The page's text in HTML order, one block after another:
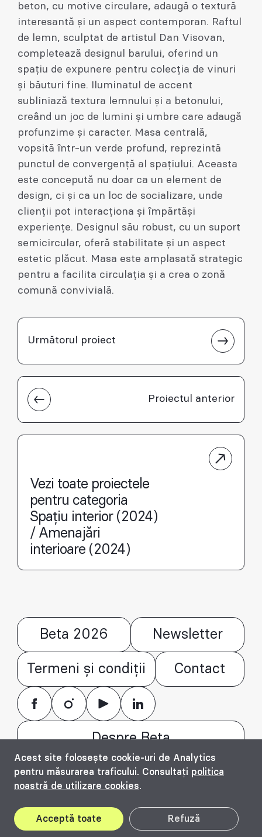
beton, cu motive circulare, adaugă o textură
interesantă și un aspect contemporan. Raftul
de lemn, sculptat de artistul Dan Visovan,
completează designul barului, oferind un
spațiu de expunere pentru colecția de vinuri
și băuturi fine. Iluminatul de accent
subliniază textura lemnului și a betonului,
creând un joc de lumini și umbre care adaugă
profunzime și caracter. Masa centrală,
vopsită într-un verde profund, reprezintă
punctul de convergență al spațiului. Aceasta
este concepută nu doar ca un element de
design, ci și ca un loc de socializare, unde
clienții pot interacționa și împărtăși
experiențe. Designul său robust, cu un suport
semicircular, oferă stabilitate și un aspect
estetic plăcut. Masa este amplasată strategic
pentru a facilita circulația și a crea o zonă
comună convivială.
Proiectul anterior
Următorul proiect
Vezi toate proiectele
pentru categoria
Spațiu interior (2024)
/ Amenajări
interioare (2024)
Acest site folosește cookie-uri de Analytics
pentru măsurarea traficului. Consultați politica
noastră de utilizare cookies.
Acceptă toate Refuză
Beta 2026 Newsletter
Termeni și condiții Contact
Despre Beta
© Bienala timișoreană de arhitectură Beta
2016 - 2026. All rights reserved.
Top